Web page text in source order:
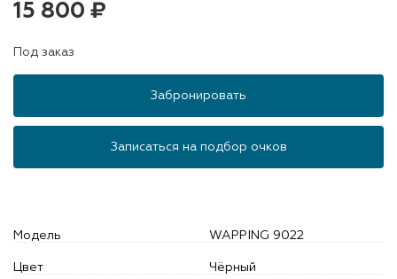
15 800 ₽
Под заказ
Забронировать
Записаться на подбор очков
Модель WAPPING 9022
Цвет Чёрный